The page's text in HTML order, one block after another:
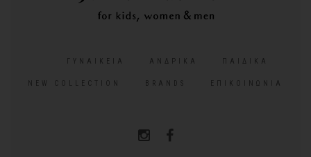
ΓΥΝΑΙΚΕΊΑ ΑΝΔΡΙΚΆ ΠΑΙΔΙΚΆ
NEW COLLECTION BRANDS ΕΠΙΚΟΙΝΩΝΊΑ